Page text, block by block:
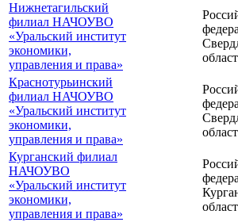
Нижнетагильский
филиал НАЧОУВО
«Уральский институт
экономики,
управления и права»
Краснотурьинский
филиал НАЧОУВО
«Уральский институт
экономики,
управления и права»
Курганский филиал
НАЧОУВО
«Уральский институт
экономики,
управления и права»